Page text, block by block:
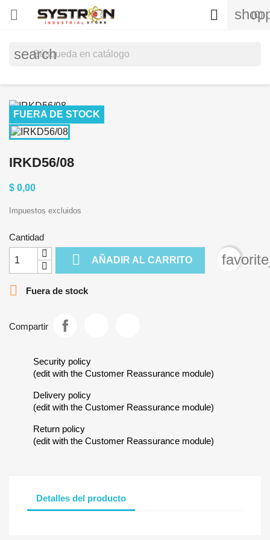
 (0)

search
FUERA DE STOCK
IRKD56/08
$ 0,00
Impuestos excluidos
Cantidad
 AÑADIR AL CARRITO

Fuera de stock
Compartir
Security policy
(edit with the Customer Reassurance module)
Delivery policy
(edit with the Customer Reassurance module)
Return policy
(edit with the Customer Reassurance module)
Detalles del producto